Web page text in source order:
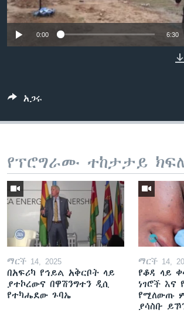
0:00 6:30
አጋሩ
የፕሮግራሙ ተከታታይ
ማርች 14, 2025
በአፍሪካ የኅይል አቅርቦት ላይ
ያተኮረውና በዋሽንግተን ዲሲ
የተካሔደው ጉባኤ
ማርች 14,
የቆዳ ላይ
ነገሮች እና
የሚለውጡ
ያሳስቡ